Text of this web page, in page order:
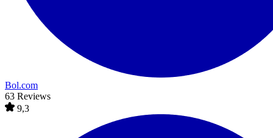
Bol.com
63 Reviews
9,3